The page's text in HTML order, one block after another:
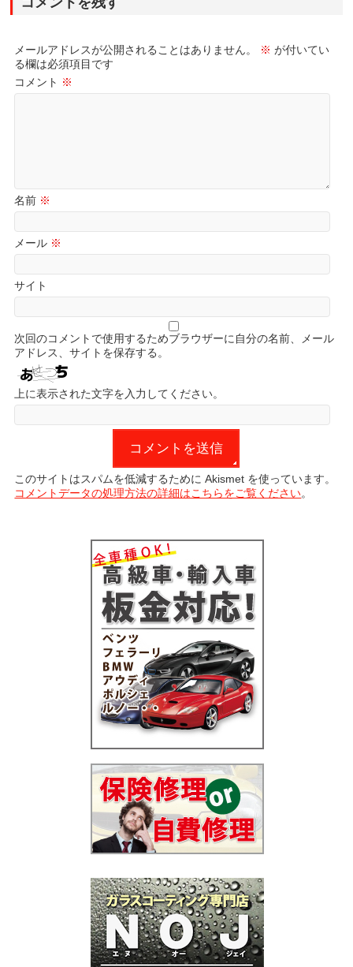
メールアドレスが公開されることはありません。 ※ が付いてい
る欄は必須項目です
コメント ※
名前 ※
メール ※
サイト
次回のコメントで使用するためブラウザーに自分の名前、メール
アドレス、サイトを保存する。
上に表示された文字を入力してください。
このサイトはスパムを低減するために Akismet を使っています。
コメントデータの処理方法の詳細はこちらをご覧ください。